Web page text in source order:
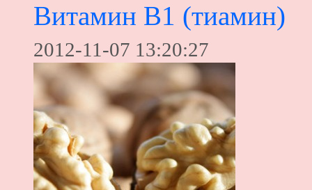
Витамин В1 (тиамин)
2012-11-07 13:20:27